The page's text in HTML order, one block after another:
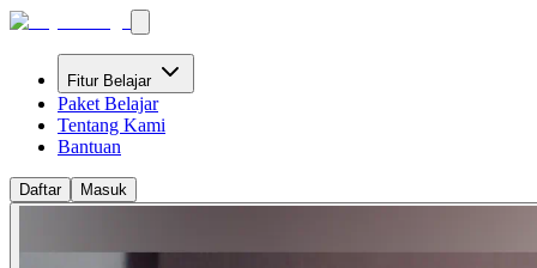
Fitur Belajar
Paket Belajar
Tentang Kami
Bantuan
Daftar Masuk